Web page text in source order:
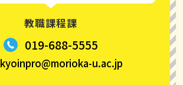
教職課程課
019-688-5555
kyoinpro@morioka-u.ac.jp